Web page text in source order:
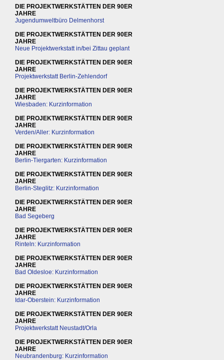
DIE PROJEKTWERKSTÄTTEN DER 90ER
JAHRE
Jugendumweltbüro Delmenhorst
DIE PROJEKTWERKSTÄTTEN DER 90ER
JAHRE
Neue Projektwerkstatt in/bei Zittau geplant
DIE PROJEKTWERKSTÄTTEN DER 90ER
JAHRE
Projektwerkstatt Berlin-Zehlendorf
DIE PROJEKTWERKSTÄTTEN DER 90ER
JAHRE
Wiesbaden: Kurzinformation
DIE PROJEKTWERKSTÄTTEN DER 90ER
JAHRE
Verden/Aller: Kurzinformation
DIE PROJEKTWERKSTÄTTEN DER 90ER
JAHRE
Berlin-Tiergarten: Kurzinformation
DIE PROJEKTWERKSTÄTTEN DER 90ER
JAHRE
Berlin-Steglitz: Kurzinformation
DIE PROJEKTWERKSTÄTTEN DER 90ER
JAHRE
Bad Segeberg
DIE PROJEKTWERKSTÄTTEN DER 90ER
JAHRE
Rinteln: Kurzinformation
DIE PROJEKTWERKSTÄTTEN DER 90ER
JAHRE
Bad Oldesloe: Kurzinformation
DIE PROJEKTWERKSTÄTTEN DER 90ER
JAHRE
Idar-Oberstein: Kurzinformation
DIE PROJEKTWERKSTÄTTEN DER 90ER
JAHRE
Projektwerkstatt Neustadt/Orla
DIE PROJEKTWERKSTÄTTEN DER 90ER
JAHRE
Neubrandenburg: Kurzinformation